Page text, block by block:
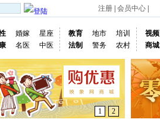
注册 会员中心
婚嫁
星座
名医 中医
教育 地市
培训
法制
警务 农村
视频
商城
1 2